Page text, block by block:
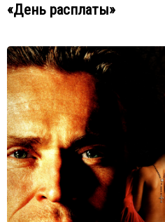
«День расплаты»